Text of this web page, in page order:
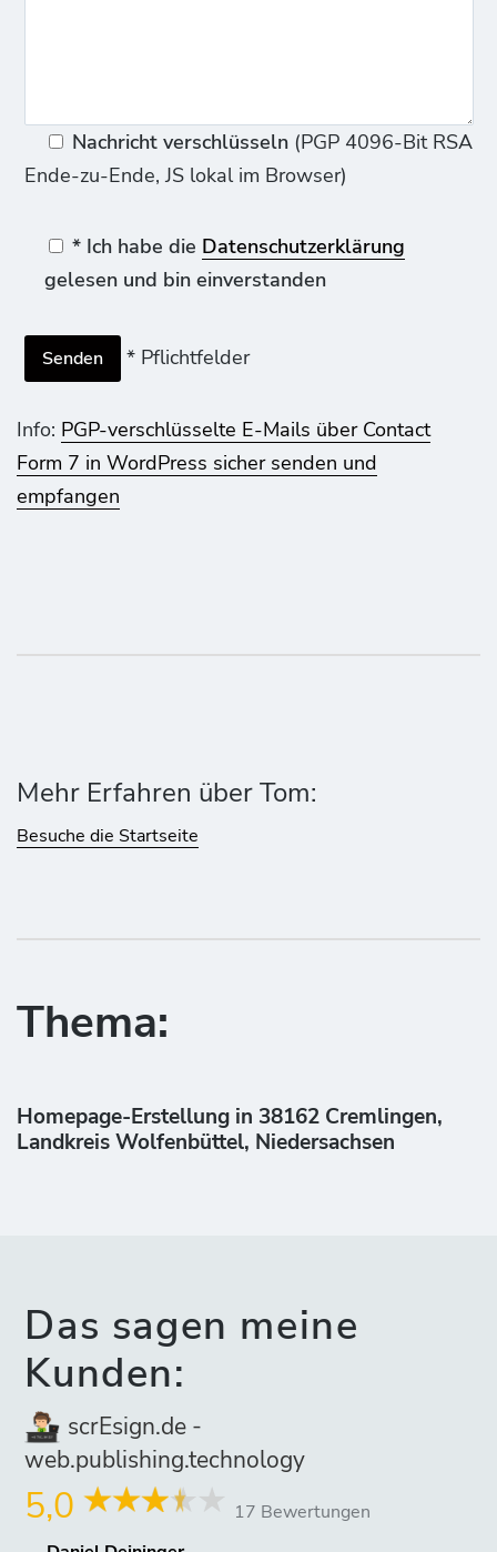
Nachricht verschlüsseln(PGP 4096-Bit RSA
Ende-zu-Ende, JS lokal im Browser)
* Ich habe die Datenschutzerklärung
gelesen und bin einverstanden
* Pflichtfelder
Info: PGP-verschlüsselte E-Mails über Contact
Form 7 in WordPress sicher senden und
empfangen
Mehr Erfahren über Tom:
Besuche die Startseite
Thema:
Homepage-Erstellung in 38162 Cremlingen,
Landkreis Wolfenbüttel, Niedersachsen
Das sagen meine
Kunden:
scrEsign.de -
web.publishing.technology
5,0
17 Bewertungen